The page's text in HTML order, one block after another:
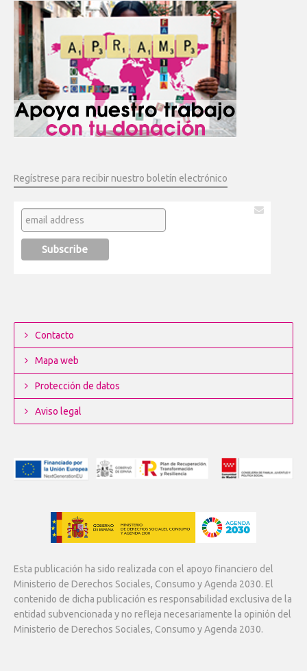
Regístrese para recibir nuestro boletín electrónico
Contacto
Mapa web
Protección de datos
Aviso legal
Esta publicación ha sido realizada con el apoyo financiero del
Ministerio de Derechos Sociales, Consumo y Agenda 2030. El
contenido de dicha publicación es responsabilidad exclusiva de la
entidad subvencionada y no refleja necesariamente la opinión del
Ministerio de Derechos Sociales, Consumo y Agenda 2030.